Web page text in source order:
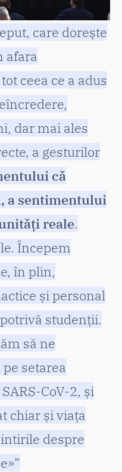
care dorește
afara
ceea ce a adus
dar mai ales
a gesturilor
că
a sentimentului
reale.
Începem
în plin,
și personal
studenții.
să ne
setarea
CoV-2, și
chiar și viața
despre